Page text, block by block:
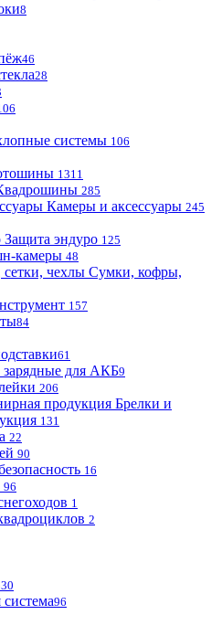
8
46
28
системы 106
1311
285
Камеры и аксессуары 245
Защита эндуро 125
камеры 48
Сумки, кофры,
157
84
61
зарядные для АКБ9
206
Брелки и
131
22
90
16
96
1
2
96